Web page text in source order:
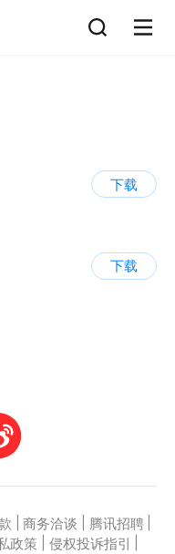
下载
下载
商务洽谈 腾讯招聘
政策 侵权投诉指引